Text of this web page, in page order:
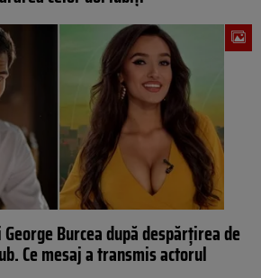
Burcea după despărţirea de
Ce mesaj a transmis actorul